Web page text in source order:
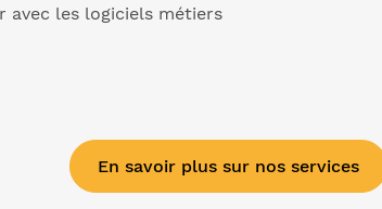
avec les logiciels métiers
En savoir plus sur nos services